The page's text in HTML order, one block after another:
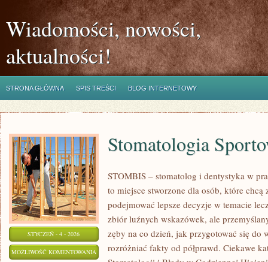
Wiadomości, nowości,
aktualności!
STRONA GŁÓWNA SPIS TREŚCI BLOG INTERNETOWY
STYCZEŃ - 4 - 2026
MOŻLIWOŚĆ KOMENTOWANIA STOMATOLOGIA
Stomatologia
STOMBIS – stomatolog i dentystyka w
to miejsce stworzone dla osób, które
podejmować lepsze decyzje w temacie
zbiór luźnych wskazówek, ale
zęby na co dzień, jak przygotować się do
rozróżniać fakty od półprawd. Ciekawe